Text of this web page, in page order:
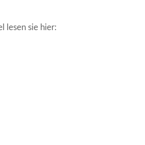
lesen sie hier: